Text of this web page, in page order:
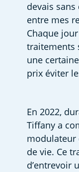
devais
entre mes
Chaque
traitements
une
prix éviter
En 2022,
Tiffany a
modulateur
de vie. Ce
d’entrevoir